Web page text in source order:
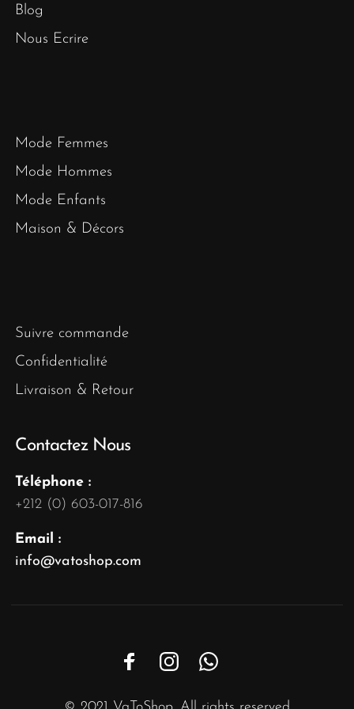
Blog
Nous Ecrire
Mode Femmes
Mode Hommes
Mode Enfants
Maison & Décors
Suivre commande
Confidentialité
Livraison & Retour
Contactez Nous
Téléphone :
+212 (0) 603-017-816
Email :
info@vatoshop.com